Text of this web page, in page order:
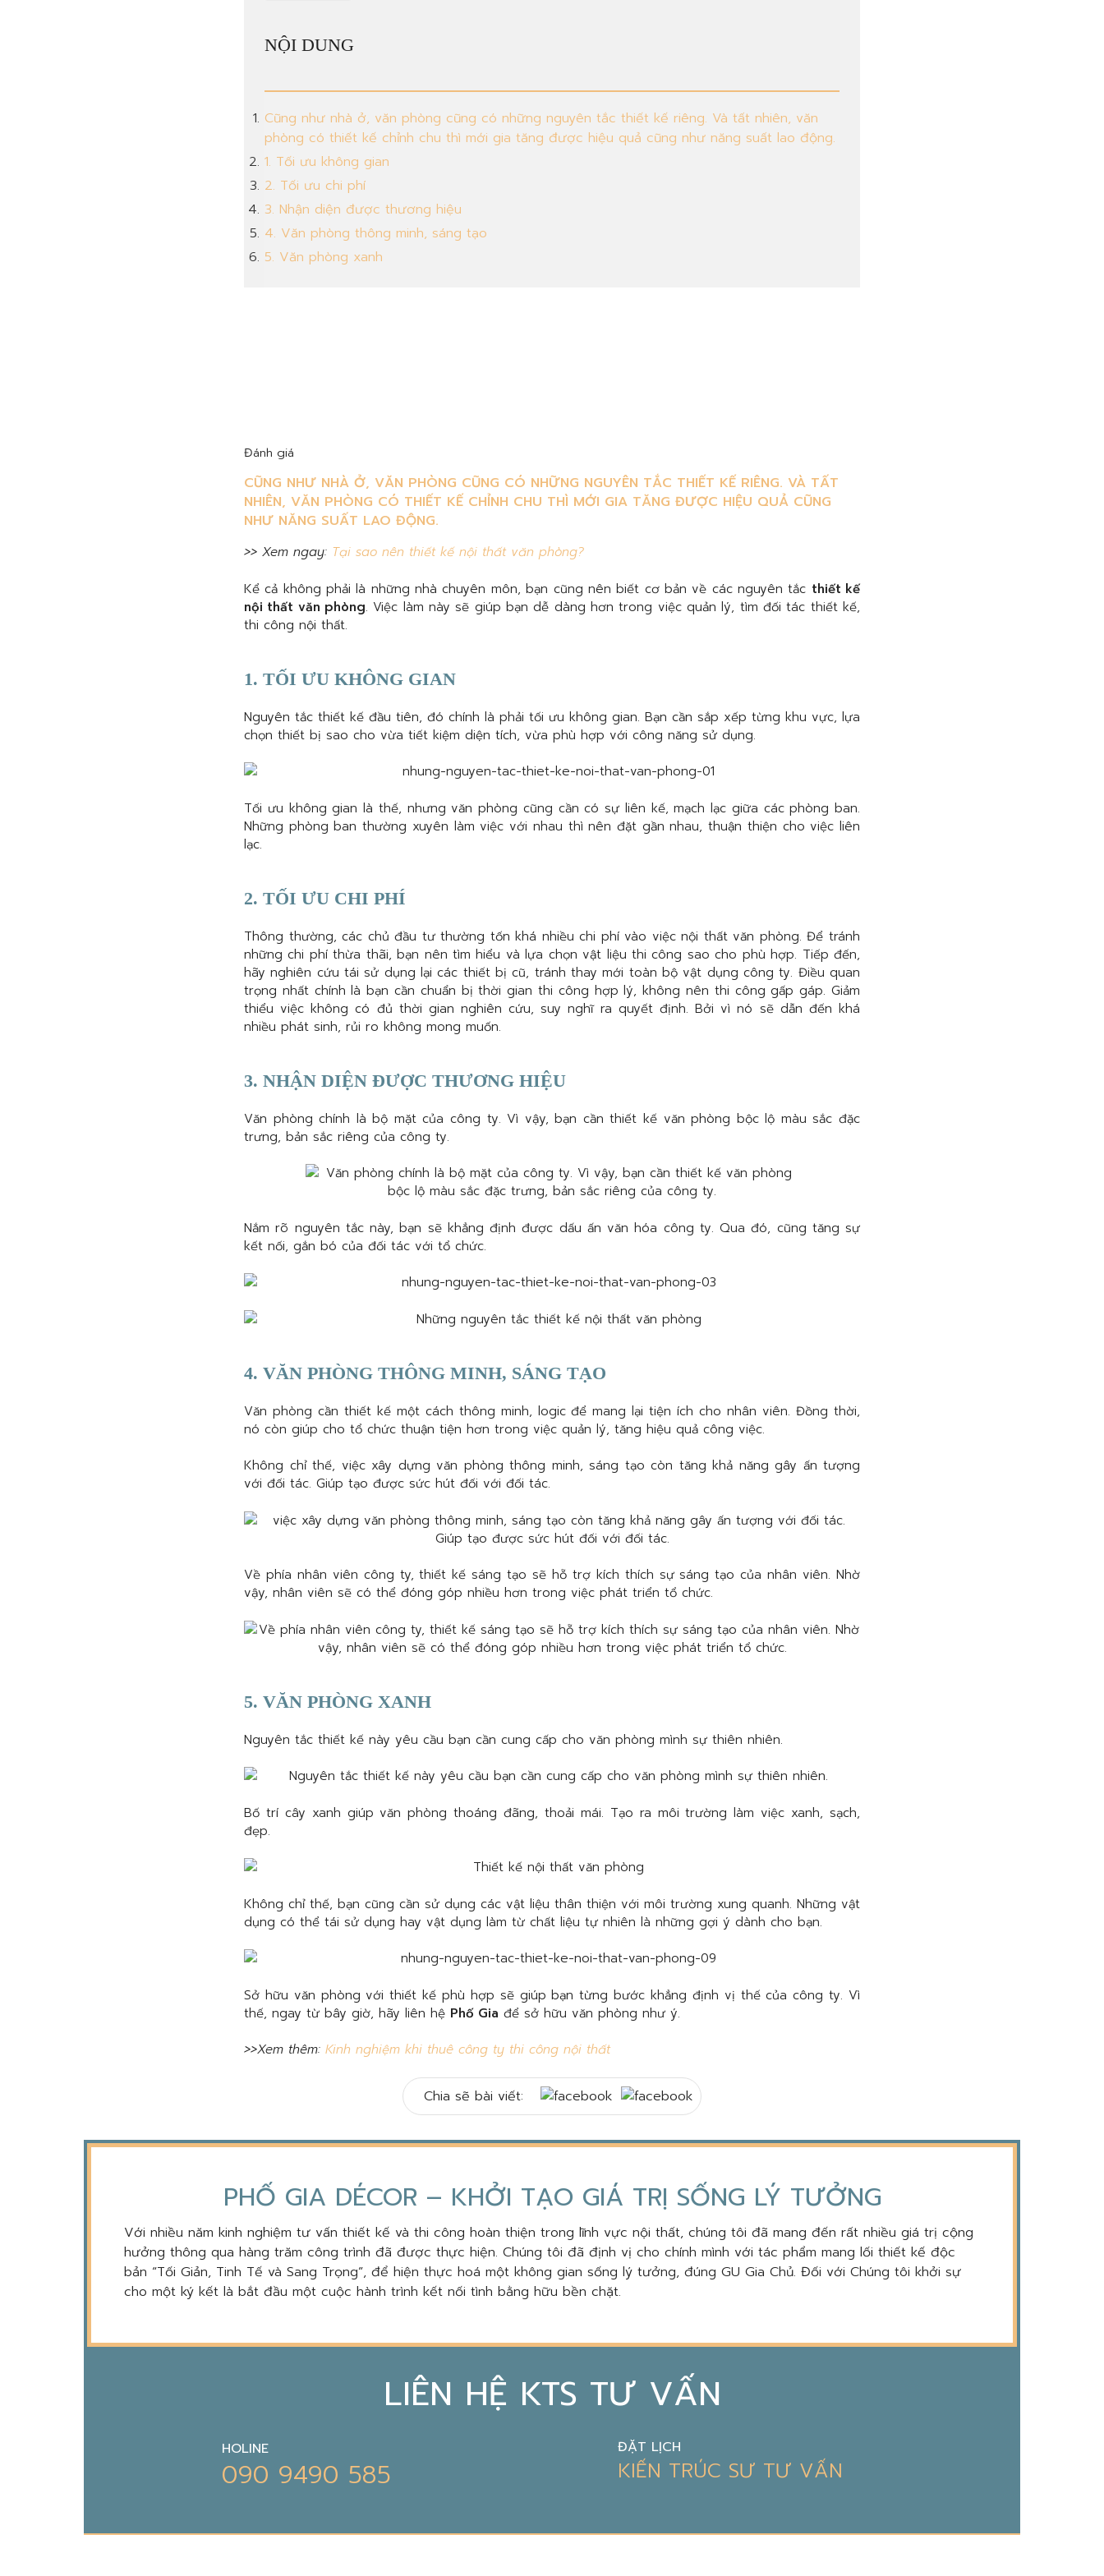
NỘI DUNG
Cũng như nhà ở, văn phòng cũng có những nguyên tắc thiết kế riêng. Và tất nhiên, văn
phòng có thiết kế chỉnh chu thì mới gia tăng được hiệu quả cũng như năng suất lao động.
1. Tối ưu không gian
2. Tối ưu chi phí
3. Nhận diện được thương hiệu
4. Văn phòng thông minh, sáng tạo
5. Văn phòng xanh
Đánh giá
CŨNG NHƯ NHÀ Ở, VĂN PHÒNG CŨNG CÓ NHỮNG NGUYÊN TẮC THIẾT KẾ RIÊNG. VÀ TẤT
NHIÊN, VĂN PHÒNG CÓ THIẾT KẾ CHỈNH CHU THÌ MỚI GIA TĂNG ĐƯỢC HIỆU QUẢ CŨNG
NHƯ NĂNG SUẤT LAO ĐỘNG.
>> Xem ngay: Tại sao nên thiết kế nội thất văn phòng?
Kể cả không phải là những nhà chuyên môn, bạn cũng nên biết cơ bản về các nguyên tắc thiết kế
nội thất văn phòng. Việc làm này sẽ giúp bạn dễ dàng hơn trong việc quản lý, tìm đối tác thiết kế,
thi công nội thất.
1. TỐI ƯU KHÔNG GIAN
Nguyên tắc thiết kế đầu tiên, đó chính là phải tối ưu không gian. Bạn cần sắp xếp từng khu vực, lựa
chọn thiết bị sao cho vừa tiết kiệm diện tích, vừa phù hợp với công năng sử dụng.
Tối ưu không gian là thế, nhưng văn phòng cũng cần có sự liên kế, mạch lạc giữa các phòng ban.
Những phòng ban thường xuyên làm việc với nhau thì nên đặt gần nhau, thuận thiện cho việc liên
lạc.
2. TỐI ƯU CHI PHÍ
Thông thường, các chủ đầu tư thường tốn khá nhiều chi phí vào việc nội thất văn phòng. Để tránh
những chi phí thừa thãi, bạn nên tìm hiểu và lựa chọn vật liệu thi công sao cho phù hợp. Tiếp đến,
hãy nghiên cứu tái sử dụng lại các thiết bị cũ, tránh thay mới toàn bộ vật dụng công ty. Điều quan
trọng nhất chính là bạn cần chuẩn bị thời gian thi công hợp lý, không nên thi công gấp gáp. Giảm
thiểu việc không có đủ thời gian nghiên cứu, suy nghĩ ra quyết định. Bởi vì nó sẽ dẫn đến khá
nhiều phát sinh, rủi ro không mong muốn.
3. NHẬN DIỆN ĐƯỢC THƯƠNG HIỆU
Văn phòng chính là bộ mặt của công ty. Vì vậy, bạn cần thiết kế văn phòng bộc lộ màu sắc đặc
trưng, bản sắc riêng của công ty.
Nắm rõ nguyên tắc này, bạn sẽ khẳng định được dấu ấn văn hóa công ty. Qua đó, cũng tăng sự
kết nối, gắn bó của đối tác với tổ chức.
4. VĂN PHÒNG THÔNG MINH, SÁNG TẠO
Văn phòng cần thiết kế một cách thông minh, logic để mang lại tiện ích cho nhân viên. Đồng thời,
nó còn giúp cho tổ chức thuận tiện hơn trong việc quản lý, tăng hiệu quả công việc.
Không chỉ thế, việc xây dựng văn phòng thông minh, sáng tạo còn tăng khả năng gây ấn tượng
với đối tác. Giúp tạo được sức hút đối với đối tác.
Về phía nhân viên công ty, thiết kế sáng tạo sẽ hỗ trợ kích thích sự sáng tạo của nhân viên. Nhờ
vậy, nhân viên sẽ có thể đóng góp nhiều hơn trong việc phát triển tổ chức.
5. VĂN PHÒNG XANH
Nguyên tắc thiết kế này yêu cầu bạn cần cung cấp cho văn phòng mình sự thiên nhiên.
Bố trí cây xanh giúp văn phòng thoáng đãng, thoải mái. Tạo ra môi trường làm việc xanh, sạch,
đẹp.
Không chỉ thế, bạn cũng cần sử dụng các vật liệu thân thiện với môi trường xung quanh. Những vật
dụng có thể tái sử dụng hay vật dụng làm từ chất liệu tự nhiên là những gợi ý dành cho bạn.
Sở hữu văn phòng với thiết kế phù hợp sẽ giúp bạn từng bước khẳng định vị thế của công ty. Vì
thế, ngay từ bây giờ, hãy liên hệ Phố Gia để sở hữu văn phòng như ý.
>>Xem thêm: Kinh nghiệm khi thuê công ty thi công nội thất
Chia sẽ bài viết:
PHỐ GIA DÉCOR – KHỞI TẠO GIÁ TRỊ SỐNG LÝ TƯỞNG
Với nhiều năm kinh nghiệm tư vấn thiết kế và thi công hoàn thiện trong lĩnh vực nội thất, chúng tôi đã mang đến rất nhiều giá trị cộng
hưởng thông qua hàng trăm công trình đã được thực hiện. Chúng tôi đã định vị cho chính mình với tác phẩm mang lối thiết kế độc
bản “Tối Giản, Tinh Tế và Sang Trọng”, để hiện thực hoá một không gian sống lý tưởng, đúng GU Gia Chủ. Đối với Chúng tôi khởi sự
cho một ký kết là bắt đầu một cuộc hành trình kết nối tình bằng hữu bền chặt.
LIÊN HỆ KTS TƯ VẤN
HOLINE
090 9490 585
ĐẶT LỊCH
KIẾN TRÚC SƯ TƯ VẤN